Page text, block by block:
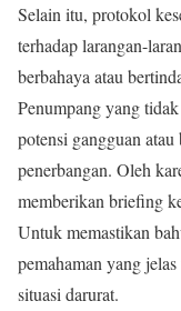
Selain itu, protokol
terhadap larangan-
berbahaya atau
Penumpang yang
potensi gangguan atau
penerbangan. Oleh
memberikan briefing
Untuk memastikan
pemahaman yang
situasi darurat.